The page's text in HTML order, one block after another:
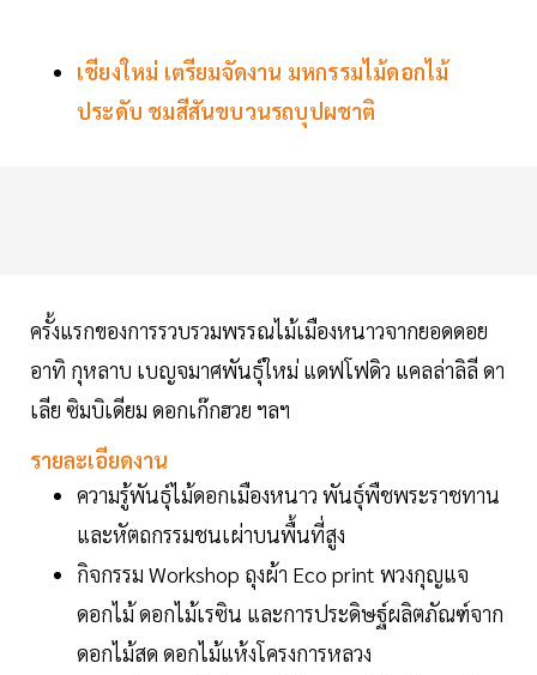
เชียงใหม่ เตรียมจัดงาน มหกรรมไม้ดอกไม้
ประดับ ชมสีสันขบวนรถบุปผชาติ
ครั้งแรกของการรวบรวมพรรณไม้เมืองหนาวจากยอดดอย
อาทิ กุหลาบ เบญจมาศพันธุ์ใหม่ แดฟโฟดิว แคลล่าลิลี ดา
เลีย ซิมบิเดียม ดอกเก๊กฮวย ฯลฯ
รายละเอียดงาน
ความรู้พันธุ์ไม้ดอกเมืองหนาว พันธุ์พืชพระราชทาน
และหัตถกรรมชนเผ่าบนพื้นที่สูง
กิจกรรม Workshop ถุงผ้า Eco print พวงกุญแจ
ดอกไม้ ดอกไม้เรซิน และการประดิษฐ์ผลิตภัณฑ์จาก
ดอกไม้สด ดอกไม้แห้งโครงการหลวง